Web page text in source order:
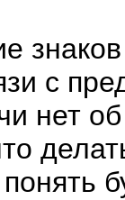
с
нет